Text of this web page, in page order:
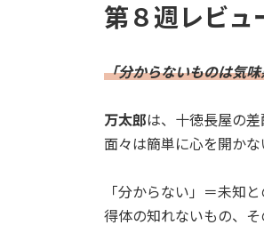
第８週レビ
「分からないものは気
万太郎は、十徳長屋の差
面々は簡単に心を開か
「分からない」＝未知と
得体の知れないもの、